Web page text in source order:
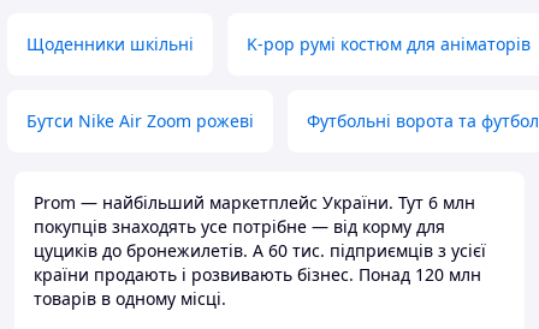
Щоденники шкільні K-pop румі костюм для аніматорів
Бутси Nike Air Zoom рожеві Футбольні ворота та
Prom — найбільший маркетплейс України. Тут 6 млн
покупців знаходять усе потрібне — від корму для
цуциків до бронежилетів. А 60 тис. підприємців з усієї
країни продають і розвивають бізнес. Понад 120 млн
товарів в одному місці.